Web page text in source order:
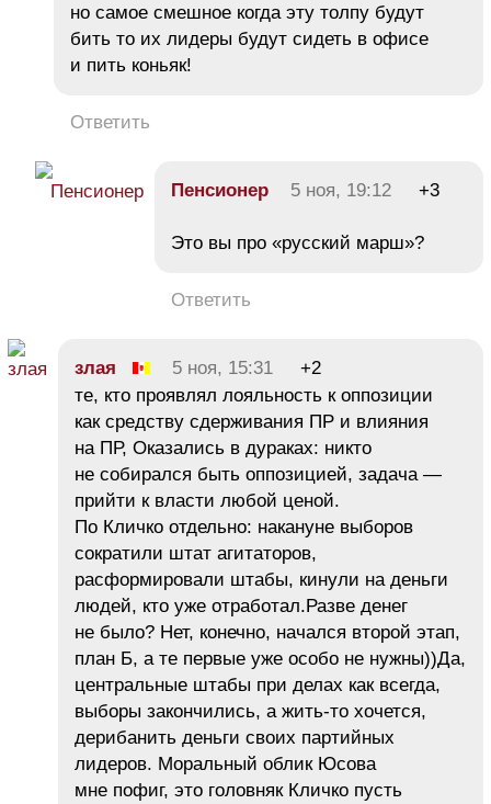
но самое смешное когда эту толпу будут
бить то их лидеры будут сидеть в офисе
и пить коньяк!
Ответить
Пeнсионеp 5 ноя, 19:12 +3
Это вы про «русский марш»?
Ответить
злая 5 ноя, 15:31
+2
те, кто проявлял лояльность к оппозиции
как средству сдерживания ПР и влияния
на ПР, Оказались в дураках: никто
не собирался быть оппозицией, задача —
прийти к власти любой ценой.
По Кличко отдельно: накануне выборов
сократили штат агитаторов,
расформировали штабы, кинули на деньги
людей, кто уже отработал.Разве денег
не было? Нет, конечно, начался второй этап,
план Б, а те первые уже особо не нужны))Да,
центральные штабы при делах как всегда,
выборы закончились, а жить-то хочется,
дерибанить деньги своих партийных
лидеров. Моральный облик Юсова
мне пофиг, это головняк Кличко пусть